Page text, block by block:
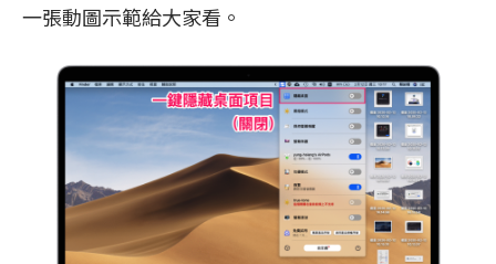
一張動圖示範給大家看。